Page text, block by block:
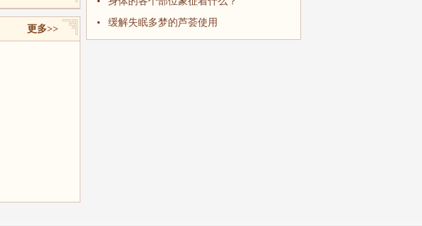
更多>>
缓解失眠多梦的芦荟使用